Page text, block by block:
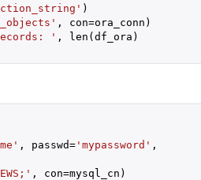
)
' , len(df_ora)
, passwd='mypassword' ,